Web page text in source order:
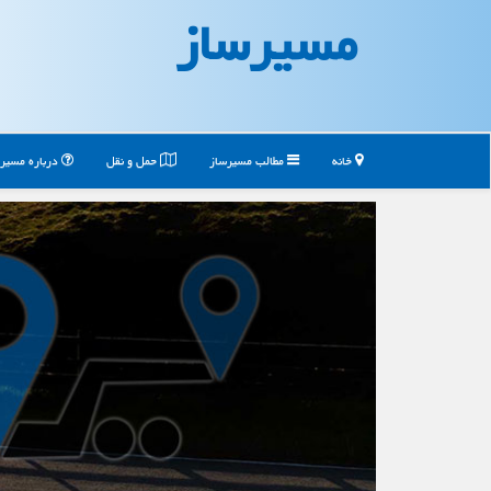
مسیرساز
خانه مطالب مسیرساز حمل و نقل درباره